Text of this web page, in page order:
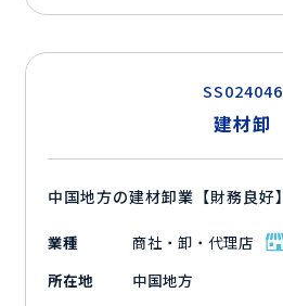
SS024046
建材卸
中国地方の建材卸業【財務良好】
業種
商社・卸・代理店
所在地
中国地方